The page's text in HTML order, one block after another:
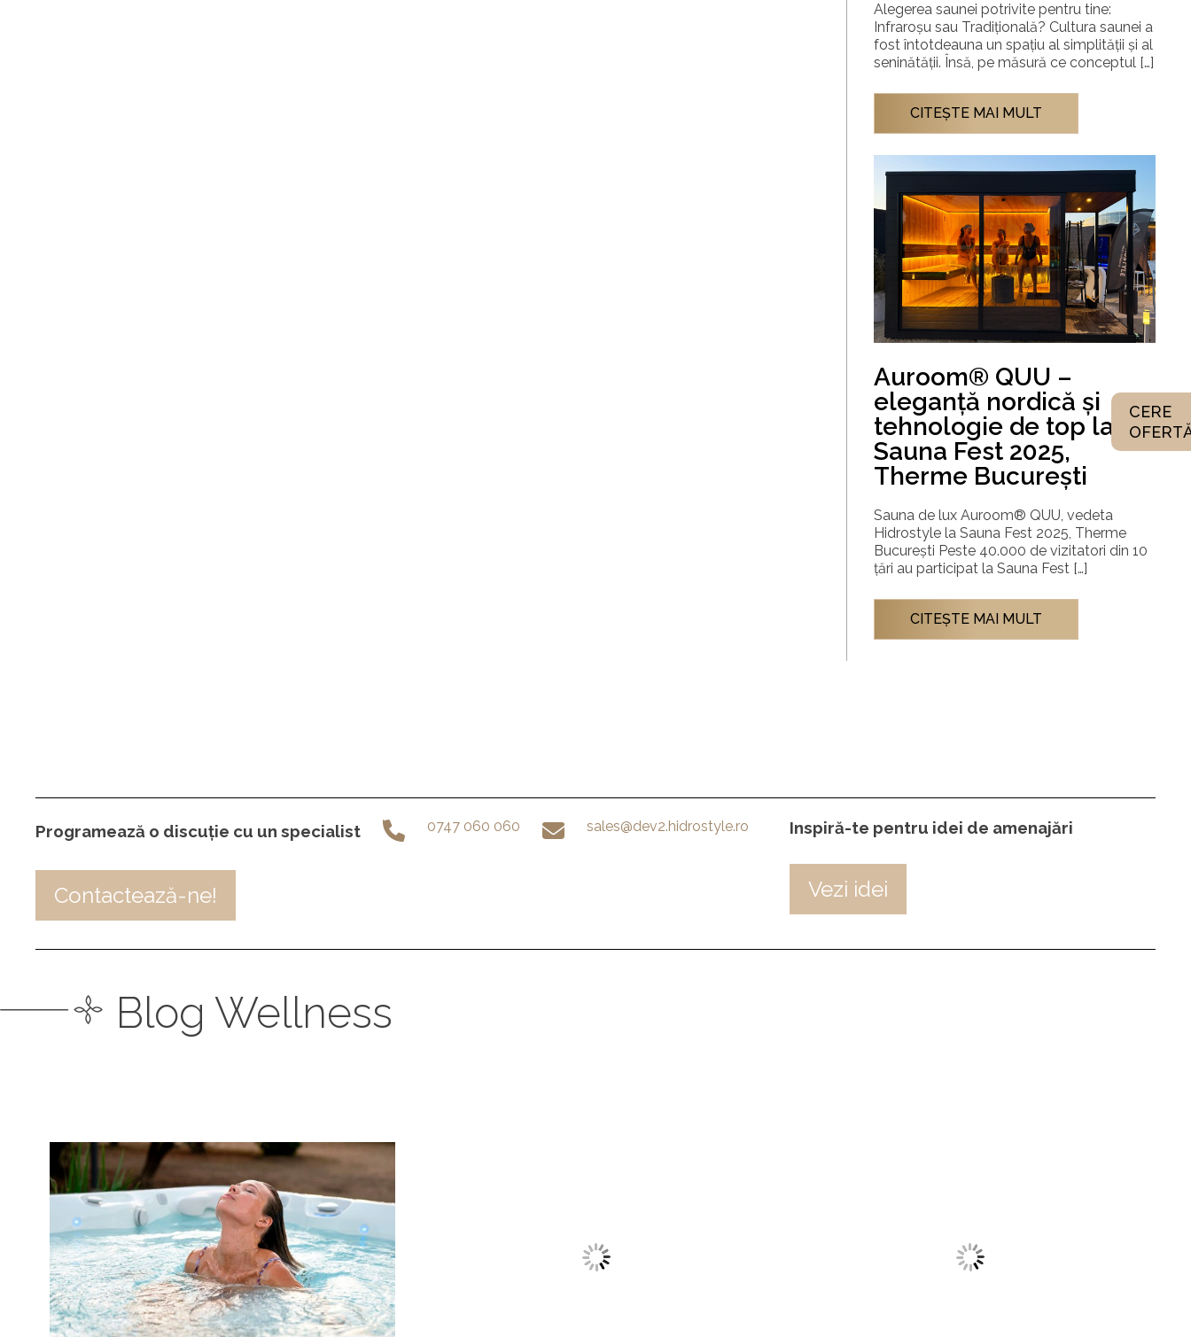
Alegerea saunei potrivite pentru tine:
Infraroșu sau Tradițională? Cultura saunei a
fost întotdeauna un spațiu al simplității și al
seninătății. Însă, pe măsură ce conceptul […]
CITEŞTE MAI MULT
Auroom® QUU –
eleganță nordică și
tehnologie de top la
Sauna Fest 2025,
Therme București
Sauna de lux Auroom® QUU, vedeta
Hidrostyle la Sauna Fest 2025, Therme
București Peste 40.000 de vizitatori din 10
țări au participat la Sauna Fest […]
CITEŞTE MAI MULT
Programează o discuție cu un specialist 0747 060 060 sales@dev2.hidrostyle.ro
Contactează-ne!
Inspiră-te pentru idei de amenajări
Vezi idei
Blog Wellness
CERE